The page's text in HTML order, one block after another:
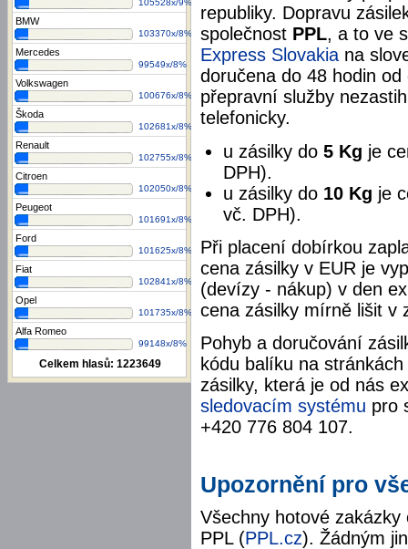
105528x/9%
BMW
103370x/8%
Mercedes
99549x/8%
Volkswagen
100676x/8%
Škoda
102681x/8%
Renault
102755x/8%
Citroen
102050x/8%
Peugeot
101691x/8%
Ford
101625x/8%
Fiat
102841x/8%
Opel
101735x/8%
Alfa Romeo
99148x/8%
Celkem hlasů: 1223649
republiky. Dopravu
společnost PPL, a to ve
Express Slovakia na
doručena do 48 hodin
přepravní služby
telefonicky.
u zásilky do 5 Kg je
DPH).
u zásilky do 10 Kg je
vč. DPH).
Při placení dobírkou
cena zásilky v EUR je
(devízy - nákup) v den
cena zásilky mírně lišit v
Pohyb a doručování
kódu balíku na stránkách
zásilky, která je od nás
sledovacím systému pro
+420 776 804 107.
Upozornění pro
Všechny hotové
PPL (PPL.cz). Žádným